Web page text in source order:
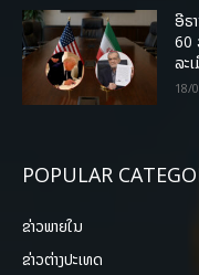
ອີຣ
60
ລະ
18/
POPULAR
ຂ່າວພາຍ​ໃນ
ຂ່າວຕ່າງປະເທດ